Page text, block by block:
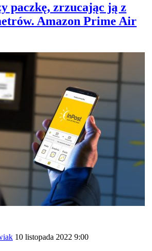
paczkę, zrzucając ją z
Amazon Prime Air
10 listopada 2022 9:00